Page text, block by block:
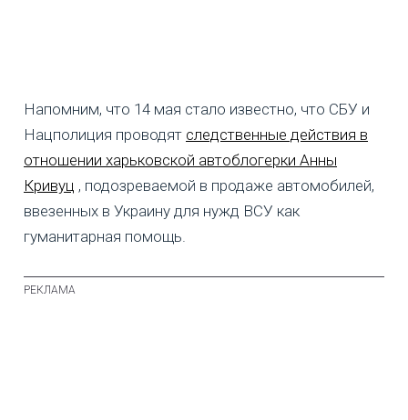
Напомним, что 14 мая стало известно, что СБУ и
Нацполиция проводят следственные действия в
отношении харьковской автоблогерки Анны
Кривуц , подозреваемой в продаже автомобилей,
ввезенных в Украину для нужд ВСУ как
гуманитарная помощь.